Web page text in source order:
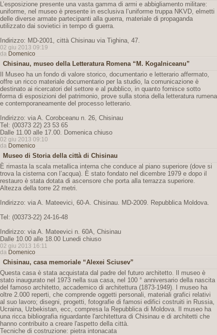
L’esposizione presente una vasta gamma di armi e abbigliamento militare:
uniforme, nel museo è presente in esclusiva l’uniforme truppa NKVD, elmetti
delle diverse armate partecipanti alla guerra, materiale di propaganda
utilizzato dai sovietici in tempo di guerra.
Indirizzo: MD-2001, città Chisinau via Tighina, 47.
02 giu 2013 09:19
da Domenico
Chisinau, museo della Letteratura Romena “M. Kogalniceanu”
Il Museo ha un fondo di valore storico, documentario e letterario affermato,
offre un ricco materiale documentario per la studio, la comunicazione è
destinato ai ricercatori del settore e al pubblico, in quanto fornisce sotto
forma di esposizioni del patrimonio, prove sulla storia della letteratura rumena
e contemporaneamente del processo letterario.
Indirizzo: via A. Corobceanu n. 26, Chisinau
Tel: (00373 22) 23 53 65
Dalle 11.00 alle 17.00. Domenica chiuso
02 giu 2013 09:10
da Domenico
Museo di Storia della città di Chisinau
È rimasta la scala metallica interna che conduce al piano superiore (dove si
trova la cisterna con l’acqua). È stato fondato nel dicembre 1979 e dopo il
restauro è stata dotata di ascensore che porta alla terrazza superiore.
Altezza della torre 22 metri.
Indirizzo: via A. Mateevici, 60-A. Chisinau. MD-2009. Repubblica Moldova.
Tel: (00373-22) 24-16-48
Indirizzo: via A. Mateevici n. 60A, Chisinau
Dalle 10.00 alle 18.00 Lunedi chiuso
02 giu 2013 16:11
da Domenico
Chisinau, casa memoriale “Alexei Sciusev”
Questa casa è stata acquistata dal padre del futuro architetto. Il museo è
stato inaugurato nel 1973 nella sua casa, nel 100 ° anniversario della nascita
del famoso architetto, accademico di architettura (1873-1949). I museo ha
oltre 2.000 reperti, che comprende oggetti personali, materiali grafici relativi
al suo lavoro; disegni, progetti, fotografie di famosi edifici costruiti in Russia,
Ucraina, Uzbekistan, ecc, compresa la Repubblica di Moldova. Il museo ha
una ricca bibliografia riguardante l'architettura di Chisinau e di architetti che
hanno contribuito a creare l'aspetto della città.
Tecniche di costruzione: pietra intonacata